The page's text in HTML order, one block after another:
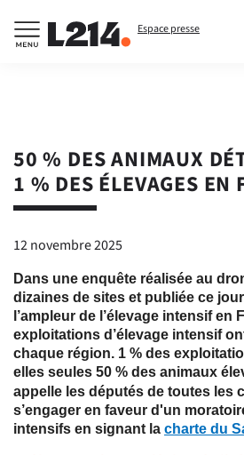
Espace presse
50 % DES ANIMAUX
1 % DES ÉLEVAGES EN
12 novembre 2025
Dans une enquête réalisée au
dizaines de sites et publiée ce
l’ampleur de l’élevage intensif en
exploitations d’élevage intensif
chaque région. 1 % des
elles seules 50 % des animaux
appelle les députés de toutes les
s’engager en faveur d'un
intensifs en signant la charte du